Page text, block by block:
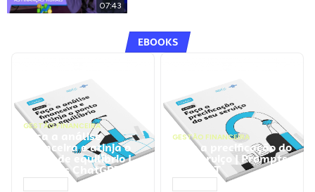
07:43
EBOOKS
GESTÃO FINANCEIRA
Faça a análise
financeira e atinja o
ponto de equilíbrio |
Prompts ChatGPT
GESTÃO FINANCEIRA
Faça a precificação do
seu serviço | Prompts
ChatGPT